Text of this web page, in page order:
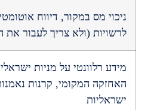
מס במקור, דיווח אוטומטי
(ולא צריך לעבור את הראש)
רלוונטי על מניות ישראליות, מס
המקומי, קרנות נאמנות